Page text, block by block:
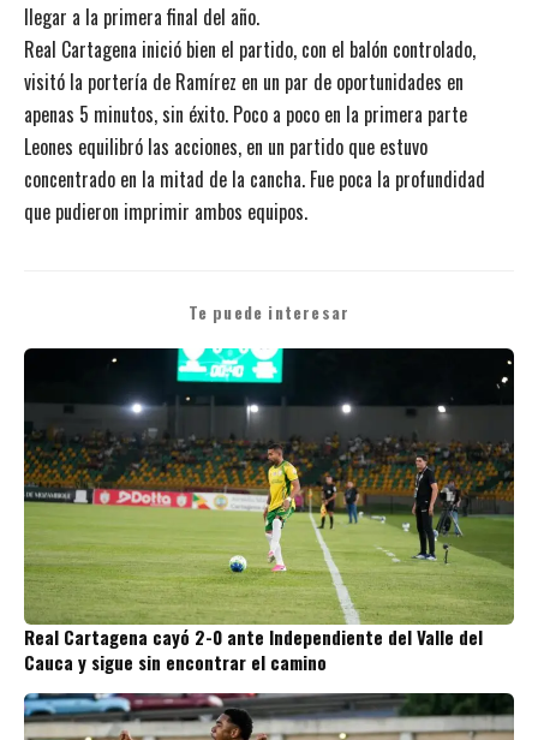
llegar a la primera final del año.
Real Cartagena inició bien el partido, con el balón controlado,
visitó la portería de Ramírez en un par de oportunidades en
apenas 5 minutos, sin éxito. Poco a poco en la primera parte
Leones equilibró las acciones, en un partido que estuvo
concentrado en la mitad de la cancha. Fue poca la profundidad
que pudieron imprimir ambos equipos.
Te puede interesar
Real Cartagena cayó 2-0 ante Independiente del Valle del
Cauca y sigue sin encontrar el camino